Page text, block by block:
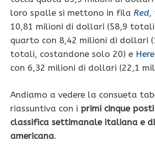
loro spalle si mettono in fila Red,
10,81 milioni di dollari (58,9
quarto con 8,42 milioni di dollari
totali, costandone solo 20) e
con 6,32 milioni di dollari (22,1
Andiamo a vedere la consueta
riassuntiva con i primi cinque
classifica settimanale italiana e
americana.